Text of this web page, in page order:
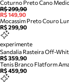
Coturno Preto Cano
R$ 299,90
R$ 149,90
Mocassim Preto Couro
R$ 299,90
experimente
Sandalia Rasteira Off-
R$ 359,90
Tenis Branco Flatform
R$ 459,90